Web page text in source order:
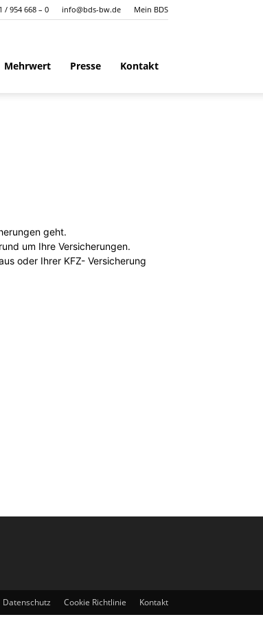
/ 954 668 – 0 info@bds-bw.de Mein BDS
Mehrwert Presse Kontakt
geht.
um Ihre Versicherungen.
oder Ihrer KFZ- Versicherung
Datenschutz Cookie Richtlinie Kontakt